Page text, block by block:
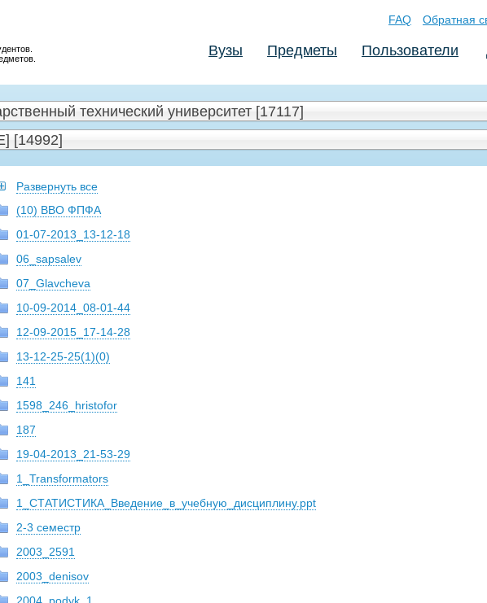
FAQ Обратная
Вузы Предметы Пользователи
технический университет [17117]
[14992]
Развернуть все
(10) ВВО ФПФА
01-07-2013_13-12-18
06_sapsalev
07_Glavcheva
10-09-2014_08-01-44
12-09-2015_17-14-28
13-12-25-25(1)(0)
141
1598_246_hristofor
187
19-04-2013_21-53-29
1_Transformators
1_СТАТИСТИКА_Введение_в_учебную_дисциплину.ppt
2-3 семестр
2003_2591
2003_denisov